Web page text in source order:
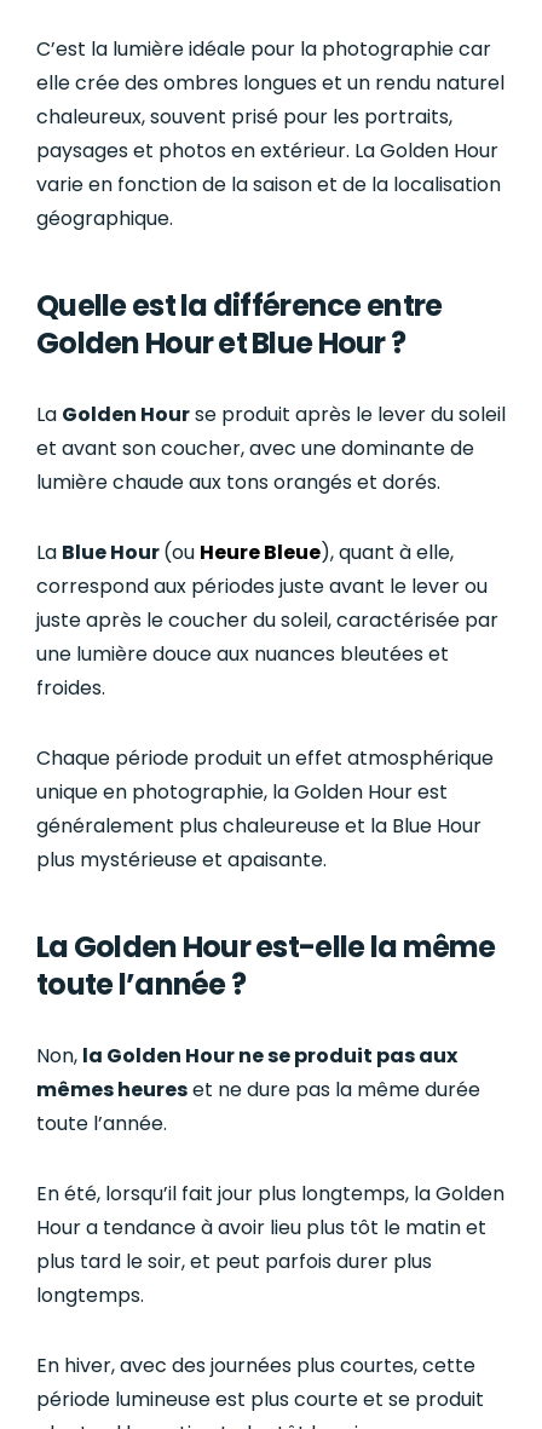
C’est la lumière idéale pour la photographie car
elle crée des ombres longues et un rendu naturel
chaleureux, souvent prisé pour les portraits,
paysages et photos en extérieur. La Golden Hour
varie en fonction de la saison et de la localisation
géographique.
Quelle est la différence entre
Golden Hour et Blue Hour ?
La Golden Hourse produit après le lever du soleil
et avant son coucher, avec une dominante de
lumière chaude aux tons orangés et dorés.
La Blue Hour(ou Heure Bleue), quant à elle,
correspond aux périodes juste avant le lever ou
juste après le coucher du soleil, caractérisée par
une lumière douce aux nuances bleutées et
froides.
Chaque période produit un effet atmosphérique
unique en photographie, la Golden Hour est
généralement plus chaleureuse et la Blue Hour
plus mystérieuse et apaisante.
La Golden Hour est-elle la même
toute l’année ?
Non, la Golden Hour ne se produit pas aux
mêmes heureset ne dure pas la même durée
toute l’année.
En été, lorsqu’il fait jour plus longtemps, la Golden
Hour a tendance à avoir lieu plus tôt le matin et
plus tard le soir, et peut parfois durer plus
longtemps.
En hiver, avec des journées plus courtes, cette
période lumineuse est plus courte et se produit